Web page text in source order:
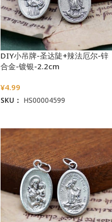
DIY小吊牌-圣达陡+辣法厄尔-锌
合金-镀银-2.2cm
¥4.99
SKU： HS00004599